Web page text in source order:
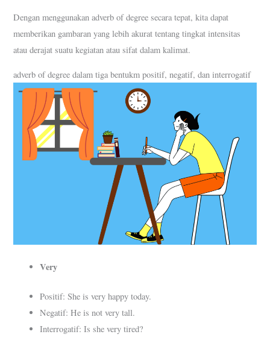
Dengan menggunakan adverb of degree secara tepat, kita dapat
memberikan gambaran yang lebih akurat tentang tingkat intensitas
atau derajat suatu kegiatan atau sifat dalam kalimat.
adverb of degree dalam tiga bentukm positif, negatif, dan interrogatif
Very
Positif: She is very happy today.
Negatif: He is not very tall.
Interrogatif: Is she very tired?